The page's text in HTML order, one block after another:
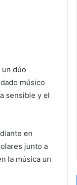
un dúo
músico
sensible y el
en
junto a
la música un